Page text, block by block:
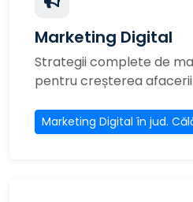
Marketing Digital
Strategii complete de
pentru creșterea
Marketing Digital în jud.